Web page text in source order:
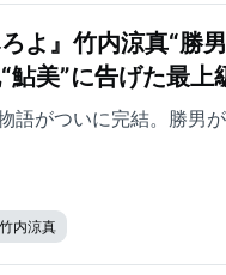
よ』竹内涼真“勝
美”に告げた最上
語がついに完結。勝男
竹内涼真